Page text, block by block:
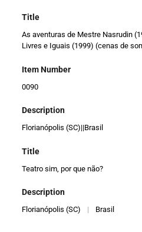
Title
As aventuras de Mestre Nasrudin
Livres e Iguais (1999) (cenas de
Item Number
0090
Description
Florianópolis (SC)||Brasil
Title
Teatro sim, por que não?
Description
Florianópolis (SC) | Brasil